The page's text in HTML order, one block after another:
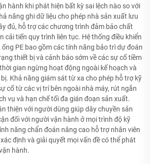
hành khi phát hiện bất kỳ sai lệch nào so với
năng ghi dữ liệu cho phép nhà sản xuất lưu
đủ, hỗ trợ các chương trình đảm bảo chất
cải tiến quy trình liên tục. Hệ thống điều khiển
PE bao gồm các tính năng bảo trì dự đoán
thiết bị và cảnh báo sớm về các sự cố tiềm
gian ngừng hoạt động ngoài kế hoạch và
Khả năng giám sát từ xa cho phép hỗ trợ kỹ
cố từ các vị trí bên ngoài nhà máy, rút ngắn
vụ và hạn chế tối đa gián đoạn sản xuất.
thiện với người dùng giúp dây chuyền sản
đối với người vận hành ở mọi trình độ kỹ
năng chẩn đoán nâng cao hỗ trợ nhân viên
định và giải quyết mọi vấn đề có thể phát
hành.